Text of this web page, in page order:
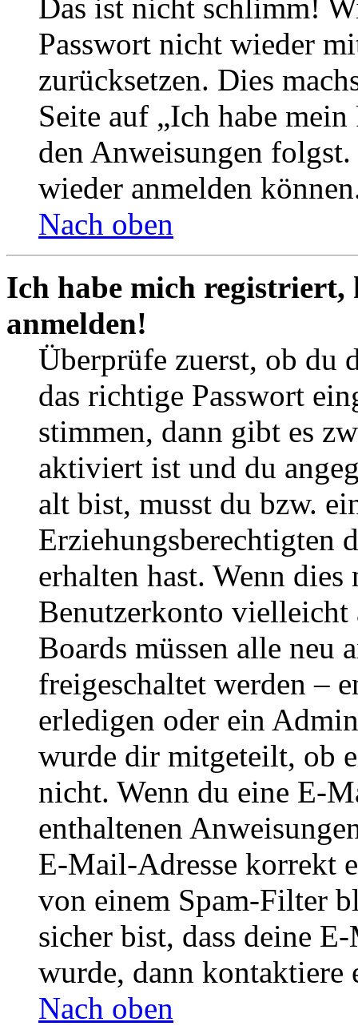
Das ist nicht schlimm!
Passwort nicht wieder
zurücksetzen. Dies
Seite auf „Ich habe
den Anweisungen
wieder anmelden
Nach oben
Ich habe mich
anmelden!
Überprüfe zuerst, ob du
das richtige Passwort
stimmen, dann gibt es
aktiviert ist und du
alt bist, musst du bzw.
Erziehungsberechtigten
erhalten hast. Wenn
Benutzerkonto
Boards müssen alle neu
freigeschaltet werden –
erledigen oder ein
wurde dir mitgeteilt, ob
nicht. Wenn du eine E-
enthaltenen
E-Mail-Adresse korrekt
von einem Spam-Filter
sicher bist, dass deine
wurde, dann kontaktiere
Nach oben